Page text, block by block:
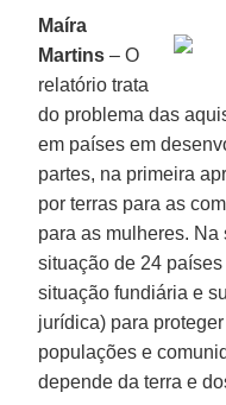
Maíra
Martins– O
relatório trata
do problema das
em países em
partes, na primeira
por terras para as
para as mulheres.
situação de 24
situação fundiária e
jurídica) para
populações e
depende da terra e